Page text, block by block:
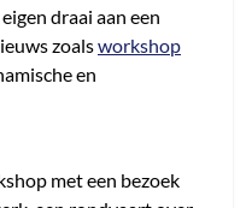
draai aan een
zoalsworkshop
en
met een bezoek